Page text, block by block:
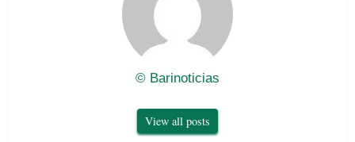
© Barinoticias
View all posts